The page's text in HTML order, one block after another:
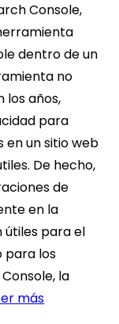
Console,
dentro de un
no
los años,
para
en un sitio web
De hecho,
de
en la
útiles para el
para los
la
más